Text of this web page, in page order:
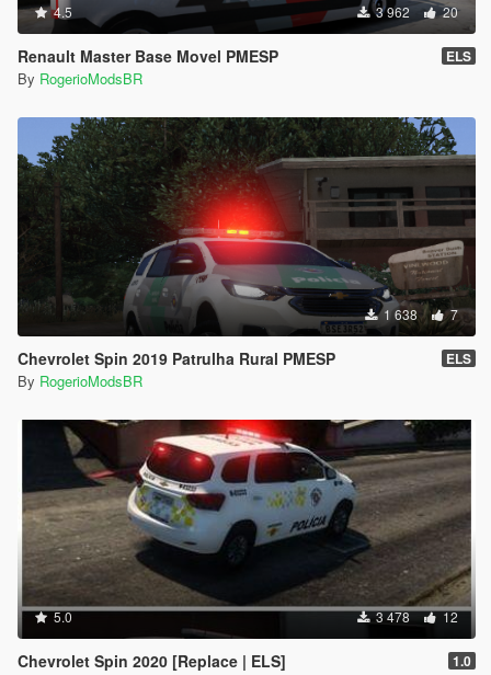
4.5 3 962 20
Renault Master Base Movel PMESP ELS
By RogerioModsBR
1 638 7
Chevrolet Spin 2019 Patrulha Rural PMESP ELS
By RogerioModsBR
5.0 3 478 12
Chevrolet Spin 2020 [Replace | ELS] 1.0